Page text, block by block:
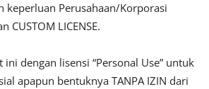
keperluan Perusahaan/Korporasi
CUSTOM LICENSE.
dengan lisensi “Personal Use” untuk
apapun bentuknya TANPA IZIN dari